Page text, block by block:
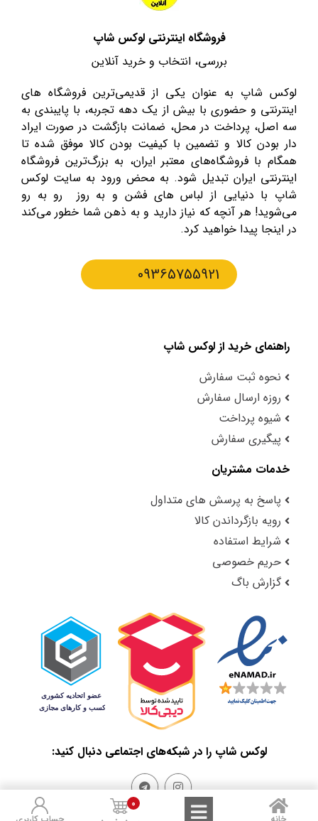
فروشگاه اینترنتی لوکس شاپ
بررسی، انتخاب و خرید آنلاین
لوکس شاپ به عنوان یکی از قدیمی‌ترین فروشگاه های
اینترنتی و حضوری با بیش از یک دهه تجربه، با پایبندی به
سه اصل، پرداخت در محل، ضمانت بازگشت در صورت ایراد
دار بودن کالا و تضمین با کیفیت بودن کالا موفق شده تا
همگام با فروشگاه‌های معتبر ایران، به بزرگ‌ترین فروشگاه
اینترنتی ایران تبدیل شود. به محض ورود به سایت لوکس
شاپ با دنیایی از لباس های فشن و به روز رو به رو
می‌شوید! هر آنچه که نیاز دارید و به ذهن شما خطور می‌کند
در اینجا پیدا خواهید کرد.
09365755921
راهنمای خرید از لوکس شاپ
نحوه ثبت سفارش
روزه ارسال سفارش
شیوه پرداخت
پیگیری سفارش
خدمات مشتریان
پاسخ به پرسش های متداول
رویه بازگرداندن کالا
شرایط استفاده
حریم خصوصی
گزارش باگ
لوکس شاپ را در شبکه‌های اجتماعی دنبال کنید:
0